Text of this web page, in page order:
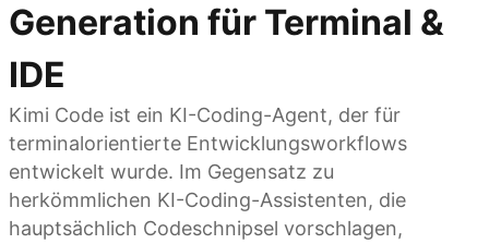
Generation für Terminal &
IDE
Kimi Code ist ein KI-Coding-Agent, der für
terminalorientierte Entwicklungsworkflows
entwickelt wurde. Im Gegensatz zu
herkömmlichen KI-Coding-Assistenten, die
hauptsächlich Codeschnipsel vorschlagen,